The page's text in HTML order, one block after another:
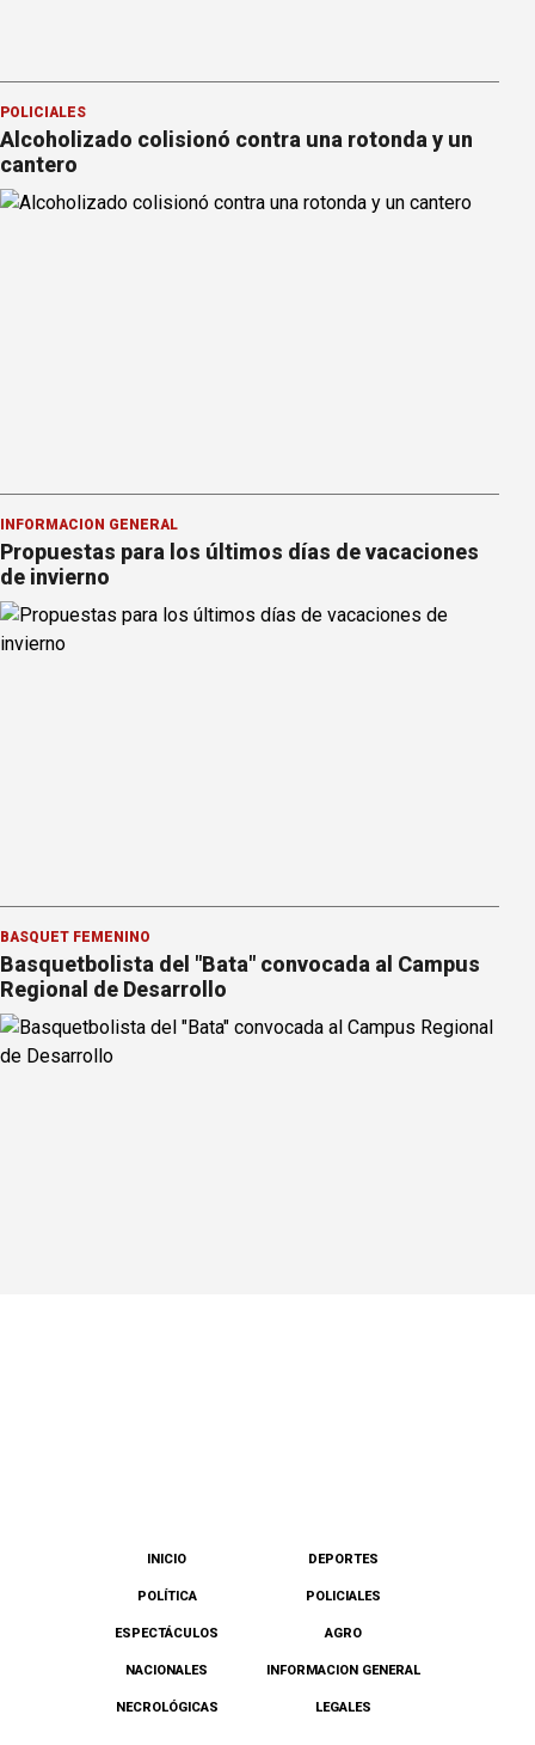
POLICIALES
Alcoholizado colisionó contra una rotonda y un
cantero
INFORMACION GENERAL
Propuestas para los últimos días de vacaciones
de invierno
BÁSQUET FEMENINO
Basquetbolista del "Bata" convocada al Campus
Regional de Desarrollo
INICIO DEPORTES
POLÍTICA POLICIALES
ESPECTÁCULOS AGRO
NACIONALES INFORMACION GENERAL
NECROLÓGICAS LEGALES